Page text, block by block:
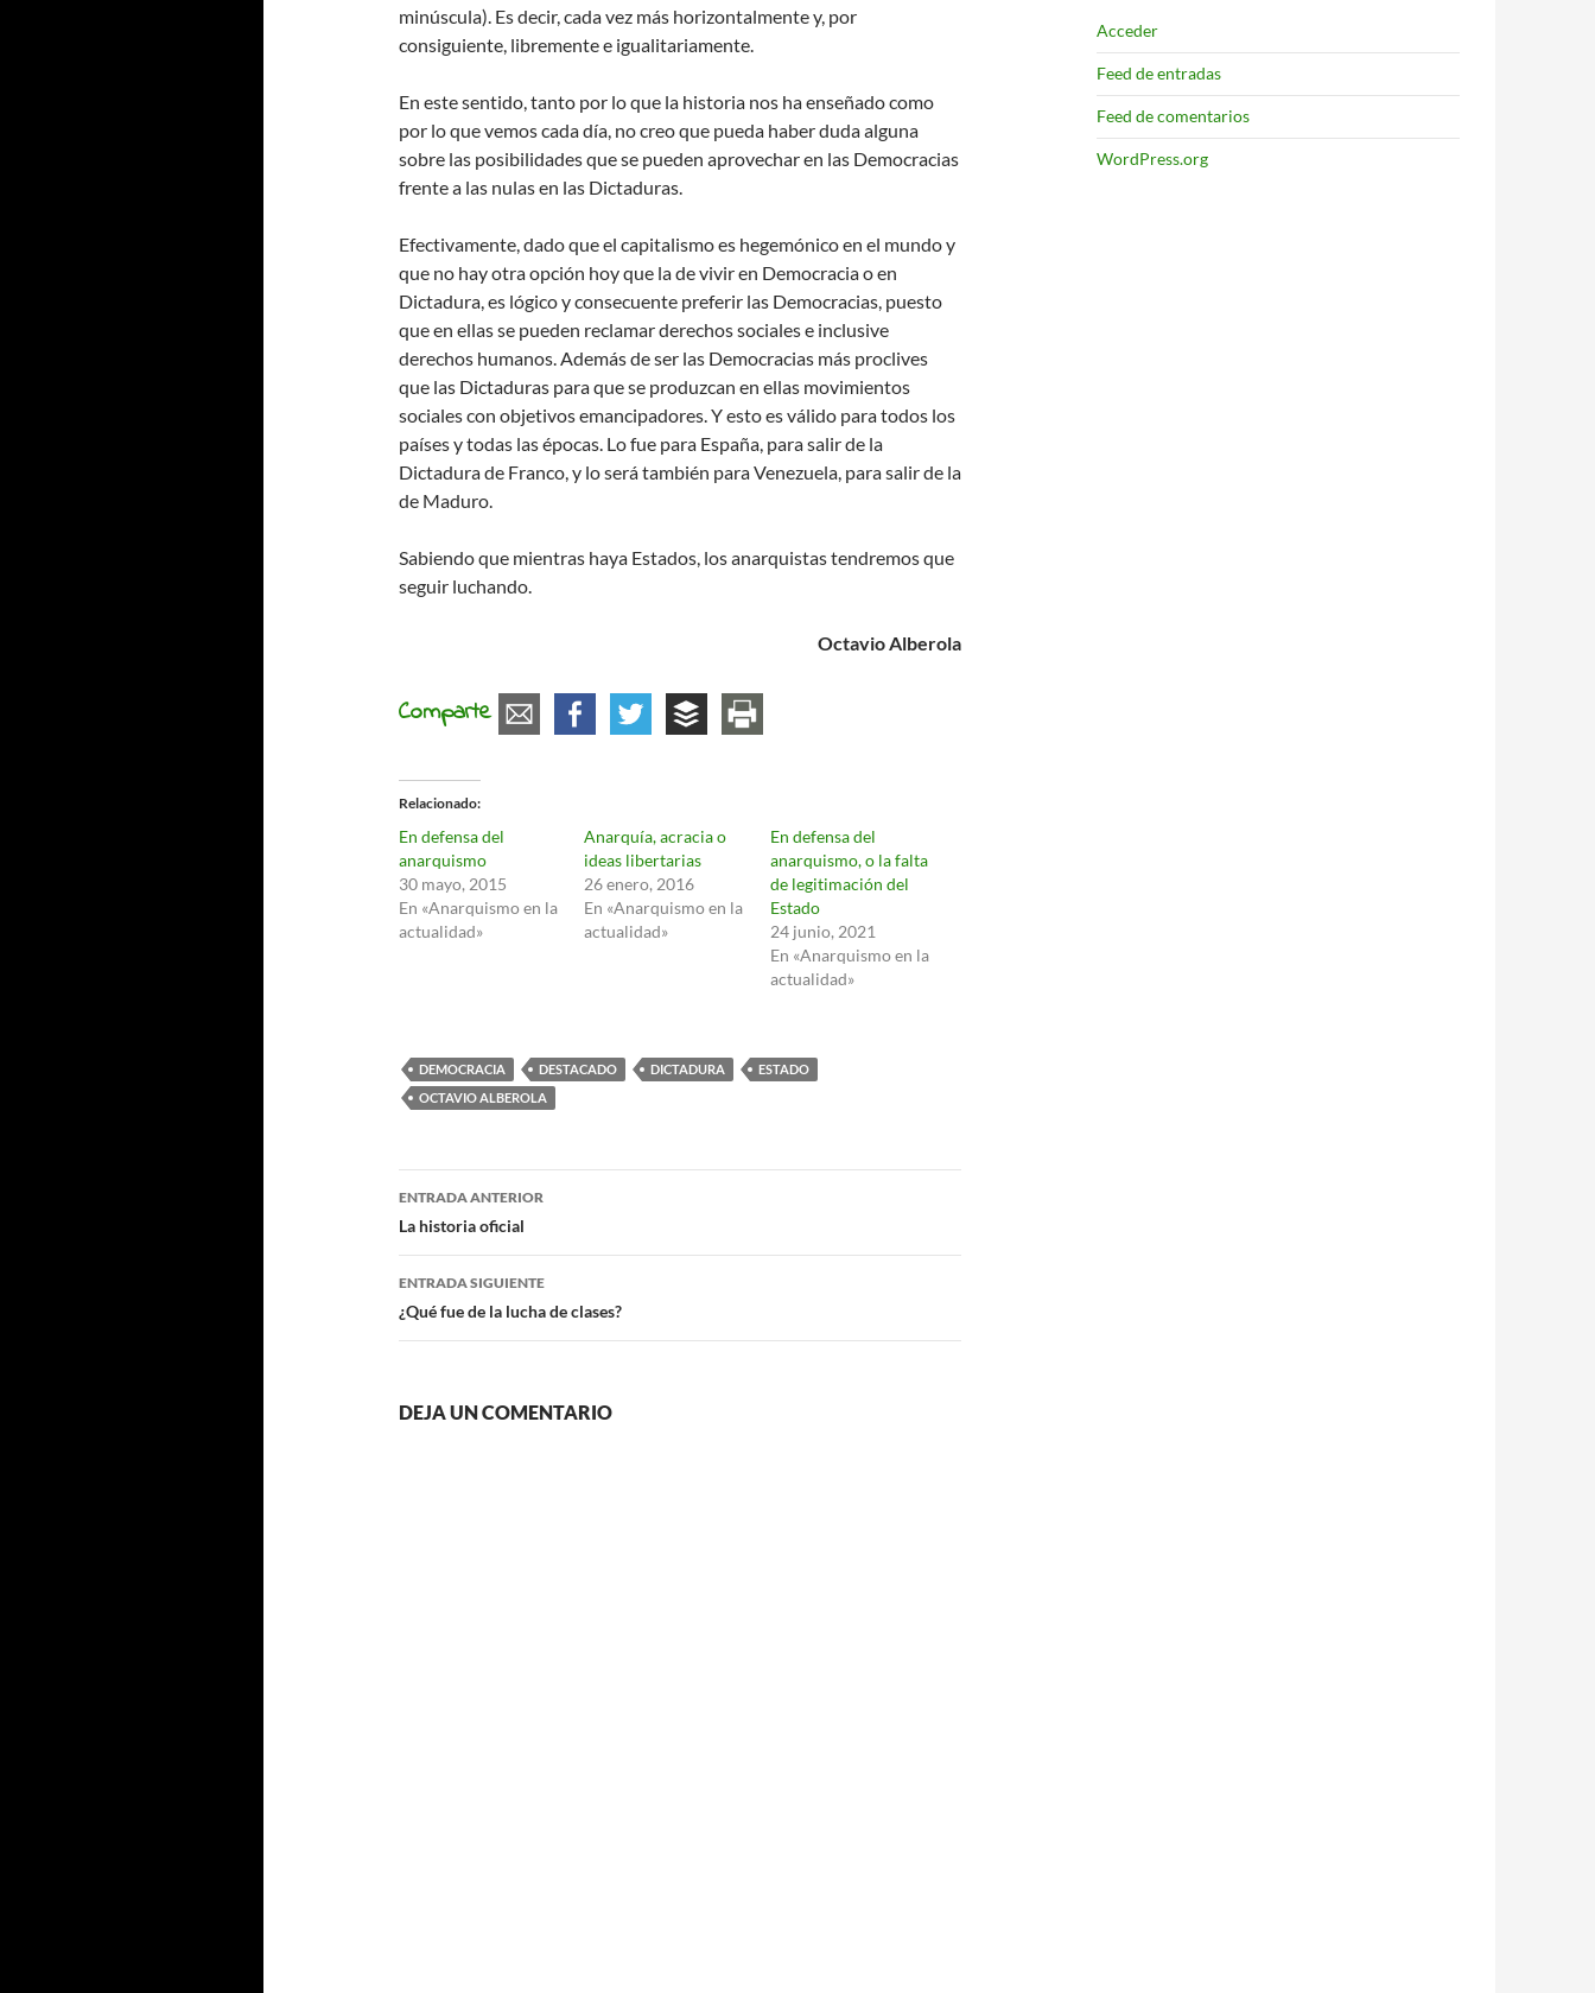
minúscula). Es decir, cada vez más horizontalmente y, por
consiguiente, libremente e igualitariamente.
En este sentido, tanto por lo que la historia nos ha enseñado como
por lo que vemos cada día, no creo que pueda haber duda alguna
sobre las posibilidades que se pueden aprovechar en las Democracias
frente a las nulas en las Dictaduras.
Efectivamente, dado que el capitalismo es hegemónico en el mundo y
que no hay otra opción hoy que la de vivir en Democracia o en
Dictadura, es lógico y consecuente preferir las Democracias, puesto
que en ellas se pueden reclamar derechos sociales e inclusive
derechos humanos. Además de ser las Democracias más proclives
que las Dictaduras para que se produzcan en ellas movimientos
sociales con objetivos emancipadores. Y esto es válido para todos los
países y todas las épocas. Lo fue para España, para salir de la
Dictadura de Franco, y lo será también para Venezuela, para salir de la
de Maduro.
Sabiendo que mientras haya Estados, los anarquistas tendremos que
seguir luchando.
Octavio Alberola
Comparte
Relacionado
En defensa del
anarquismo
30 mayo, 2015
En «Anarquismo en la
actualidad»
Anarquía, acracia o
ideas libertarias
26 enero, 2016
En «Anarquismo en la
actualidad»
En defensa del
anarquismo, o la falta
de legitimación del
Estado
24 junio, 2021
En «Anarquismo en la
actualidad»
DEMOCRACIA DESTACADO DICTADURA
ESTADO
OCTAVIO ALBEROLA
Navegación
de
entradas
ENTRADA ANTERIOR
La historia oficial
ENTRADA SIGUIENTE
¿Qué fue de la lucha de clases?
DEJA UN COMENTARIO
Acceder
Feed de entradas
Feed de comentarios
WordPress.org